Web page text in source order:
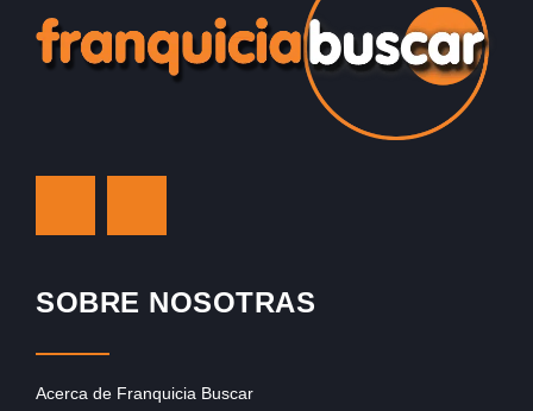
SOBRE NOSOTRAS
Acerca de Franquicia Buscar